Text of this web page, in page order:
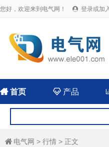
您好，欢迎来到电气网！  登录或加
首页 产品
 电气网 > 行情 > 正文